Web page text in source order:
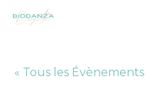
Skip
content
« Tous les Évènements